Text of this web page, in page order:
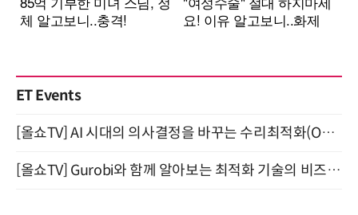
ET Events
[올쇼TV] AI 시대의 의사결정을 바꾸는 수리최적화(Optimization) 소개 (8/20 생방송)
[올쇼TV] Gurobi와 함께 알아보는 최적화 기술의 비즈니스 활용 (8월 20일 생방송)